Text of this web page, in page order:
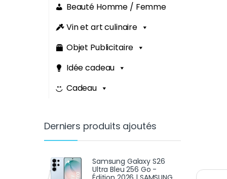
Beauté Homme / Femme
Vin et art culinaire
Objet Publicitaire
Idée cadeau
Cadeau
Derniers produits ajoutés
Samsung Galaxy S26
Ultra Bleu 256 Go -